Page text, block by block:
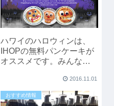
ハワイのハロウィンは、
IHOPの無料パンケーキが
オススメです。みんなで
2016.11.01
おすすめ情報